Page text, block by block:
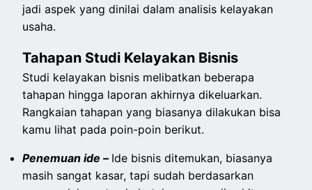
jadi aspek yang dinilai dalam analisis kelayakan
usaha.
Tahapan Studi Kelayakan Bisnis
Studi kelayakan bisnis melibatkan beberapa
tahapan hingga laporan akhirnya dikeluarkan.
Rangkaian tahapan yang biasanya dilakukan bisa
kamu lihat pada poin-poin berikut.
Penemuan ide – Ide bisnis ditemukan, biasanya
masih sangat kasar, tapi sudah berdasarkan